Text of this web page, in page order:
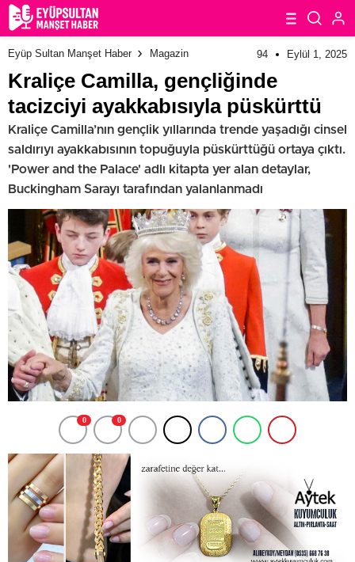
Eyüp Sultan Manşet Haber Magazin 94 Eylül 1, 2025
Kraliçe Camilla, gençliğinde
tacizciyi ayakkabısıyla püskürttü
Kraliçe Camilla’nın gençlik yıllarında trende yaşadığı cinsel
saldırıyı ayakkabısının topuğuyla püskürttüğü ortaya çıktı.
'Power and the Palace' adlı kitapta yer alan detaylar,
Buckingham Sarayı tarafından yalanlanmadı
0 0